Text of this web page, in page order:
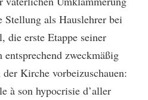
Stellung als Hauslehrer bei
die erste Etappe seiner
zweckmäßig
Kirche vorbeizuschauen:
à son hypocrisie d’aller